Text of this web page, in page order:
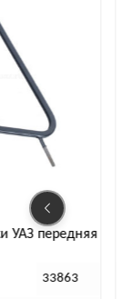
УАЗ передняя
33863